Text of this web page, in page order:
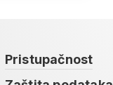
Pristupačnost